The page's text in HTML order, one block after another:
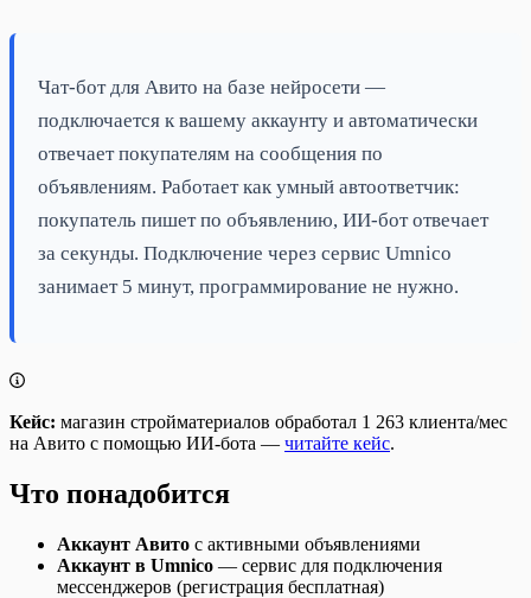
Чат-бот для Авито на базе нейросети —
подключается к вашему аккаунту и автоматически
отвечает покупателям на сообщения по
объявлениям. Работает как умный автоответчик:
покупатель пишет по объявлению, ИИ-бот отвечает
за секунды. Подключение через сервис Umnico
занимает 5 минут, программирование не нужно.
Кейс: магазин стройматериалов обработал 1 263 клиента/мес
на Авито с помощью ИИ-бота — читайте кейс.
Что понадобится
Аккаунт Авито с активными объявлениями
Аккаунт в Umnico — сервис для подключения
мессенджеров (регистрация бесплатная)